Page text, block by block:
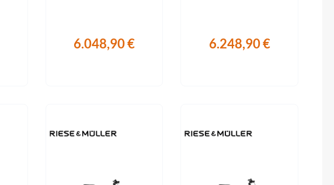
VDO
6.048,90 € 6.248,90 €